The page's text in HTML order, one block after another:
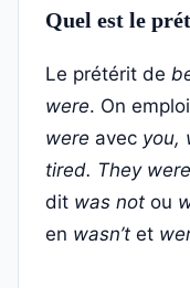
Quel est le
Le prétérit de
were. On
were avec you,
tired. They
dit was not ou
en wasn’t et